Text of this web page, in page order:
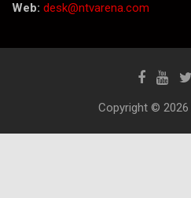
Web: desk@ntvarena.com
Copyright © 2026